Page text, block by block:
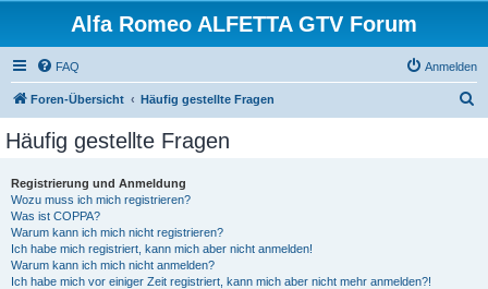
Alfa Romeo ALFETTA GTV Forum
FAQ Anmelden
Foren-Übersicht Häufig gestellte Fragen
Häufig gestellte Fragen
Registrierung und Anmeldung
Wozu muss ich mich registrieren?
Was ist COPPA?
Warum kann ich mich nicht registrieren?
Ich habe mich registriert, kann mich aber nicht anmelden!
Warum kann ich mich nicht anmelden?
Ich habe mich vor einiger Zeit registriert, kann mich aber nicht mehr anmelden?!